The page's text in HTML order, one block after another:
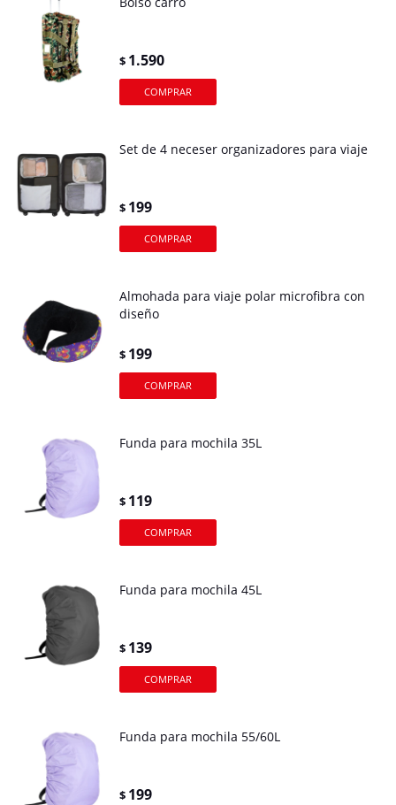
$ 1.590
Set de 4 neceser organizadores para viaje
$ 199
Almohada para viaje polar microfibra con
diseño
$ 199
Funda para mochila 35L
$ 119
Funda para mochila 45L
$ 139
Funda para mochila 55/60L
$ 199